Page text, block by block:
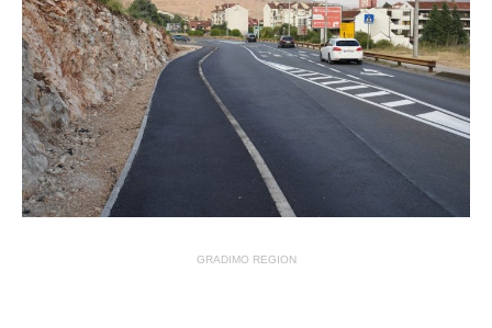
GRADIMO REGION